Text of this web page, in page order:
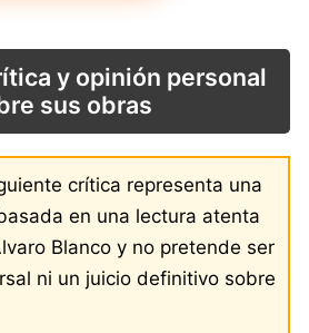
y opinión personal
sus obras
crítica representa una
en una lectura atenta
Blanco y no pretende ser
ni un juicio definitivo sobre